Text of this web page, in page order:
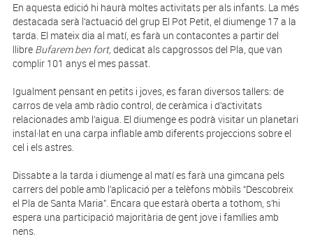
En aquesta edició hi haurà moltes activitats per als infants. La més
destacada serà l’actuació del grup El Pot Petit, el diumenge 17 a la
tarda. El mateix dia al matí, es farà un contacontes a partir del
llibre Bufarem ben fort, dedicat als capgrossos del Pla, que van
complir 101 anys el mes passat.
Igualment pensant en petits i joves, es faran diversos tallers: de
carros de vela amb ràdio control, de ceràmica i d’activitats
relacionades amb l’aigua. El diumenge es podrà visitar un planetari
instal·lat en una carpa inflable amb diferents projeccions sobre el
cel i els astres.
Dissabte a la tarda i diumenge al matí es farà una gimcana pels
carrers del poble amb l’aplicació per a telèfons mòbils “Descobreix
el Pla de Santa Maria”. Encara que estarà oberta a tothom, s’hi
espera una participació majoritària de gent jove i famílies amb
nens.